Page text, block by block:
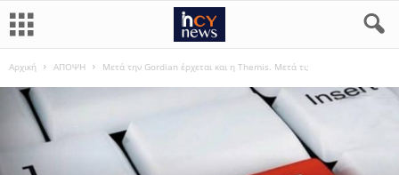
Αρχική ΑΠΟΨΗ Μετά την Gordian έρχεται και η Themis. Μετά τι;